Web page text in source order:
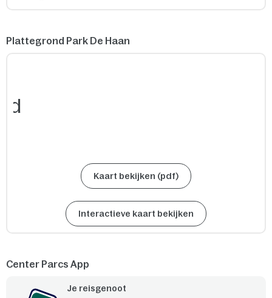
Plattegrond Park De Haan
Kaart bekijken (pdf)
Interactieve kaart bekijken
Center Parcs App
Je reisgenoot